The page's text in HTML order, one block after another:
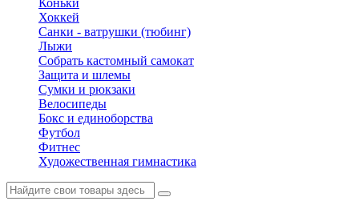
Коньки
Хоккей
Санки - ватрушки (тюбинг)
Лыжи
Собрать кастомный самокат
Защита и шлемы
Сумки и рюкзаки
Велосипеды
Бокс и единоборства
Футбол
Фитнес
Художественная гимнастика